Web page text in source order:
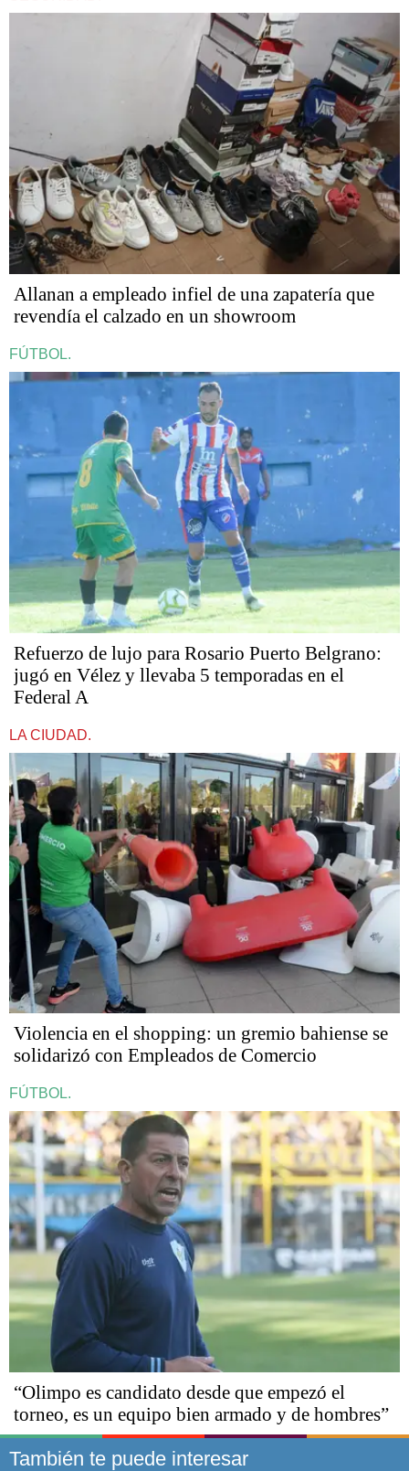
Allanan a empleado infiel de una zapatería que
revendía el calzado en un showroom
FÚTBOL.
Refuerzo de lujo para Rosario Puerto Belgrano:
jugó en Vélez y llevaba 5 temporadas en el
Federal A
LA CIUDAD.
Violencia en el shopping: un gremio bahiense se
solidarizó con Empleados de Comercio
FÚTBOL.
“Olimpo es candidato desde que empezó el
torneo, es un equipo bien armado y de hombres”
También te puede interesar